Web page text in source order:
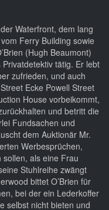
Waterfront, dem lang
Ferry Building sowie
(Hugh Beaumont)
tätig. Er lebt
zufrieden, und auch
Ecke Powell Street
House vorbeikommt,
und betritt die
Fundsachen und
dem Auktionär Mr.
Werbesprüchen,
als eine Frau
Stuhlreihe zwängt
bittet O’Brien für
bei der ein Lederkoffer
selbst nicht bieten und